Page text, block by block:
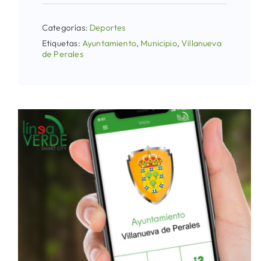
Categorías: Deportes
Etiquetas: Ayuntamiento, Municipio,Villanueva
de Perales